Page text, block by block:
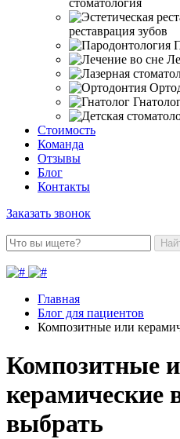
стоматология
реставрация зубов
Стоимость
Команда
Отзывы
Блог
Контакты
Заказать звонок
Главная
Блог для пациентов
Композитные или
Композитные
керамические
выбрать